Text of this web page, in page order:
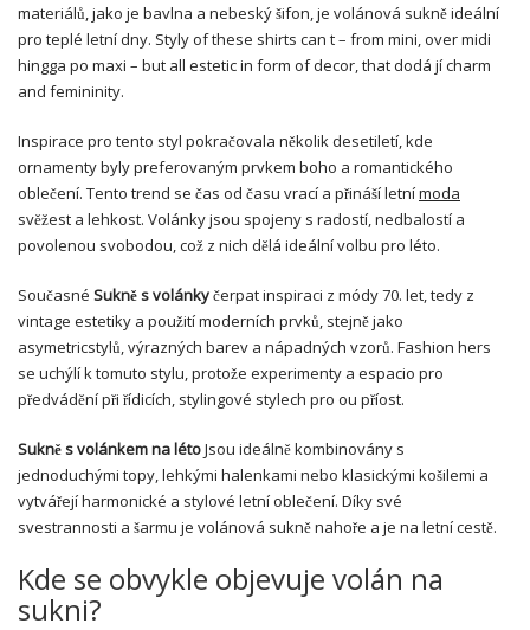
materiálů, jako je bavlna a nebeský šifon, je volánová sukně ideální
pro teplé letní dny. Styly of these shirts can t – from mini, over midi
hingga po maxi – but all estetic in form of decor, that dodá jí charm
and femininity.
Inspirace pro tento styl pokračovala několik desetiletí, kde
ornamenty byly preferovaným prvkem boho a romantického
oblečení. Tento trend se čas od času vrací a přináší letnímoda
svěžest a lehkost. Volánky jsou spojeny s radostí, nedbalostí a
povolenou svobodou, což z nich dělá ideální volbu pro léto.
Současné Sukně s volánkyčerpat inspiraci z módy 70. let, tedy z
vintage estetiky a použití moderních prvků, stejně jako
asymetricstylů, výrazných barev a nápadných vzorů. Fashion hers
se uchýlí k tomuto stylu, protože experimenty a espacio pro
předvádění při řídicích, stylingové stylech pro ou příost.
Sukně s volánkem na létoJsou ideálně kombinovány s
jednoduchými topy, lehkými halenkami nebo klasickými košilemi a
vytvářejí harmonické a stylové letní oblečení. Díky své
svestrannosti a šarmu je volánová sukně nahoře a je na letní cestě.
Kde se obvykle objevuje volán na
sukni?